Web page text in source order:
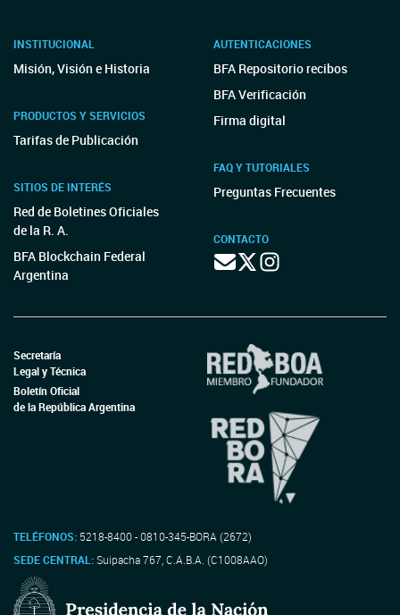
INSTITUCIONAL
Misión, Visión e Historia
PRODUCTOS Y SERVICIOS
Tarifas de Publicación
SITIOS DE INTERÉS
Red de Boletines Oficiales
de la R. A.
BFA Blockchain Federal
Argentina
AUTENTICACIONES
BFA Repositorio recibos
BFA Verificación
Firma digital
FAQ Y TUTORIALES
Preguntas Frecuentes
CONTACTO
Secretaría
Legal y Técnica
Boletín Oficial
de la República Argentina
TELÉFONOS: 5218-8400 - 0810-345-BORA (2672)
SEDE CENTRAL:Suipacha 767, C.A.B.A. (C1008AAO)